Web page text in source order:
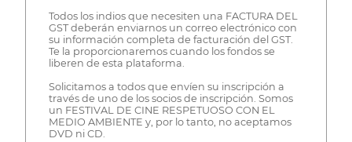
Todos los indios que necesiten una FACTURA DEL
GST deberán enviarnos un correo electrónico con
su información completa de facturación del GST.
Te la proporcionaremos cuando los fondos se
liberen de esta plataforma.
Solicitamos a todos que envíen su inscripción a
través de uno de los socios de inscripción. Somos
un FESTIVAL DE CINE RESPETUOSO CON EL
MEDIO AMBIENTE y, por lo tanto, no aceptamos
DVD ni CD.